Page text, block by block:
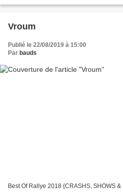
Vroum
Publié le 22/08/2019 à 15:00
Par bauds
Best Of Rallye 2018 {CRASHS, SHOWS